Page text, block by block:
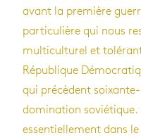
avant la première
particulière qui nous
multiculturel et
République
qui précèdent
domination soviétique.
essentiellement dans